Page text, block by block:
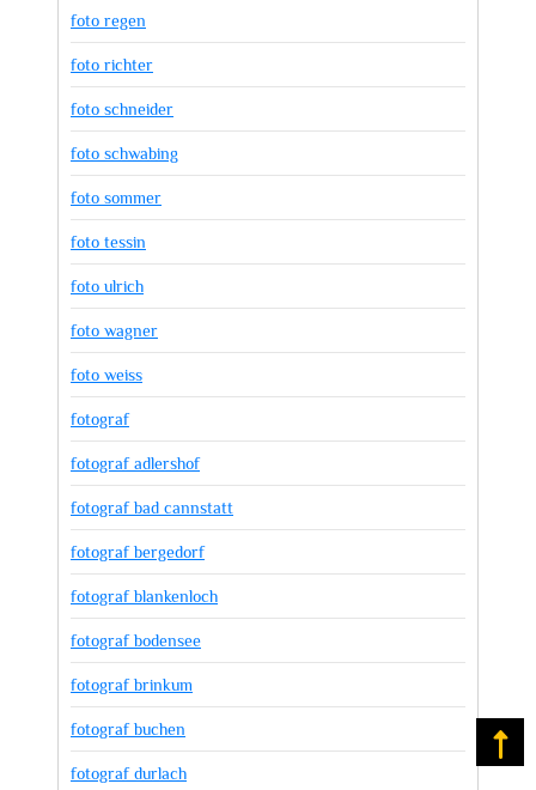
foto regen
foto richter
foto schneider
foto schwabing
foto sommer
foto tessin
foto ulrich
foto wagner
foto weiss
fotograf
fotograf adlershof
fotograf bad cannstatt
fotograf bergedorf
fotograf blankenloch
fotograf bodensee
fotograf brinkum
fotograf buchen
fotograf durlach